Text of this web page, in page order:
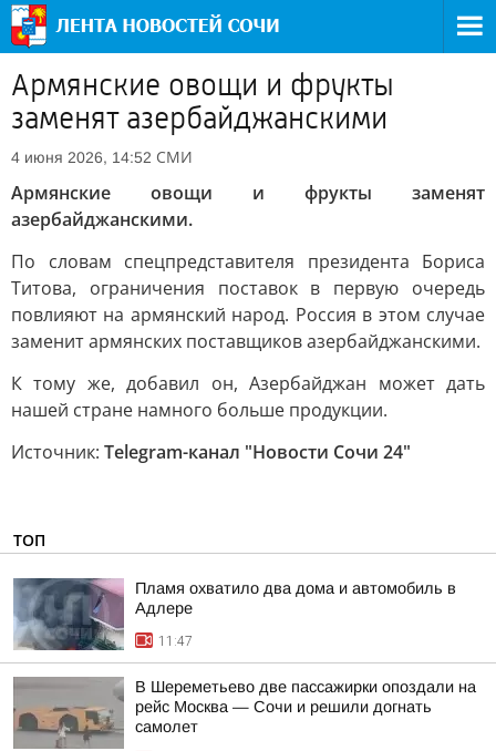
Армянские овощи и фрукты
заменят азербайджанскими
4 июня 2026, 14:52 СМИ
Армянские овощи и фрукты заменят
азербайджанскими.
По словам спецпредставителя президента Бориса
Титова, ограничения поставок в первую очередь
повлияют на армянский народ. Россия в этом случае
заменит армянских поставщиков азербайджанскими.
К тому же, добавил он, Азербайджан может дать
нашей стране намного больше продукции.
Источник: Telegram-канал "Новости Сочи 24"
ТОП
Пламя охватило два дома и автомобиль в
Адлере
11:47
В Шереметьево две пассажирки опоздали на
рейс Москва — Сочи и решили догнать
самолет